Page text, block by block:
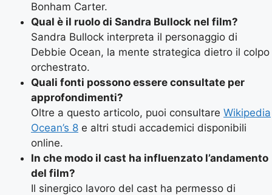
Bonham Carter.
Qual è il ruolo di Sandra Bullock nel film?
Sandra Bullock interpreta il personaggio di
Debbie Ocean, la mente strategica dietro il colpo
orchestrato.
Quali fonti possono essere consultate per
approfondimenti?
Oltre a questo articolo, puoi consultare Wikipedia
Ocean’s 8 e altri studi accademici disponibili
online.
In che modo il cast ha influenzato l’andamento
del film?
Il sinergico lavoro del cast ha permesso di